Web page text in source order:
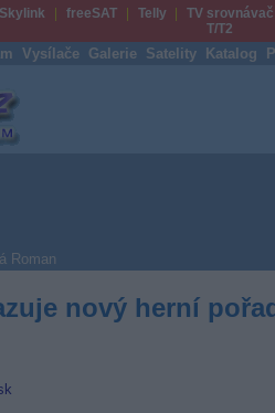
Skylink freeSAT Telly
TV srovnávač
T/T2
Vysílače Galerie Satelity Katalog
Roman
nový herní